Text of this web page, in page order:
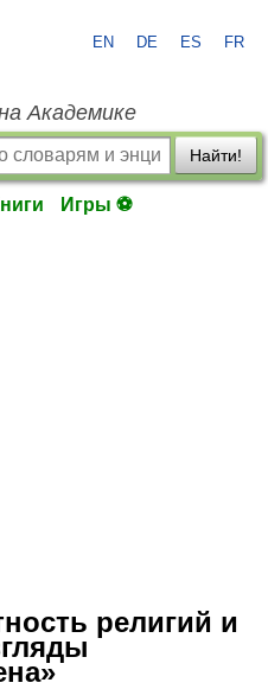
EN DE ES FR
Академике
Найти!
Игры ⚽
религий и